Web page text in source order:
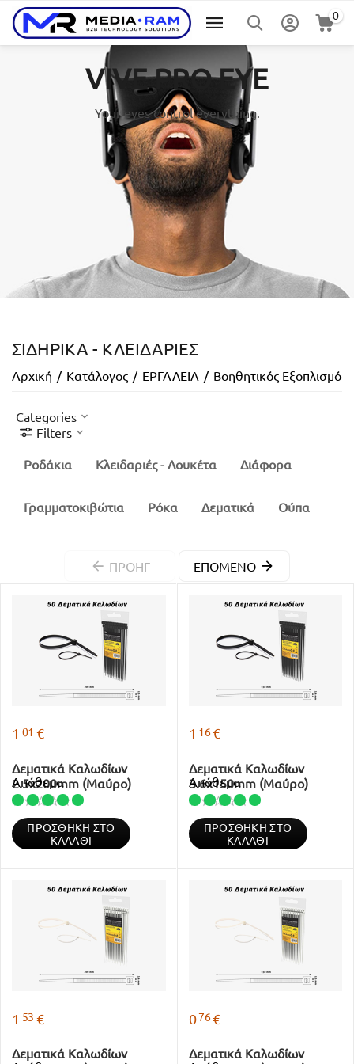
0
VIVE PRO EYE
Your eyes control everything.
ΣΙΔΗΡΙΚΆ - ΚΛΕΙΔΑΡΙΈΣ
Αρχική / Κατάλογος / ΕΡΓΑΛΕΙΑ / Βοηθητικός Εξοπλισμός
Categories
Filters
Ροδάκια
Κλειδαριές - Λουκέτα Διάφορα
Γραμματοκιβώτια Ρόκα Δεματικά Ούπα
ΠΡΟΗΓ ΕΠΌΜΕΝΟ
1 01 €
Δεματικά Καλωδίων
2.5x200mm (Μαύρο)
Απόθεμα
ΠΡΟΣΘΉΚΗ ΣΤΟ
ΚΑΛΆΘΙ
1 16€
Δεματικά Καλωδίων
3.6x150mm (Μαύρο)
Απόθεμα
ΠΡΟΣΘΉΚΗ ΣΤΟ
ΚΑΛΆΘΙ
1 53 €
Δεματικά Καλωδίων
076€
Δεματικά Καλωδίων